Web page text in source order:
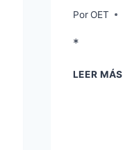
Por OET
*
LEER MÁS